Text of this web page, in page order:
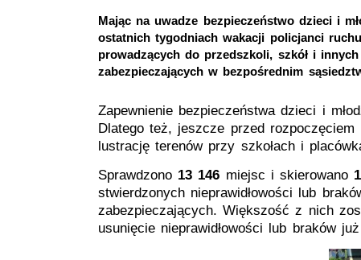
Mając na uwadze bezpieczeństwo dzieci i
ostatnich tygodniach wakacji policjanci
prowadzących do przedszkoli, szkół i
zabezpieczających w bezpośrednim
Zapewnienie bezpieczeństwa dzieci i
Dlatego też, jeszcze przed
lustrację terenów przy szkołach i
Sprawdzono 13 146 miejsc i skierowano
stwierdzonych nieprawidłowości lub
zabezpieczających. Większość z nich
usunięcie nieprawidłowości lub braków